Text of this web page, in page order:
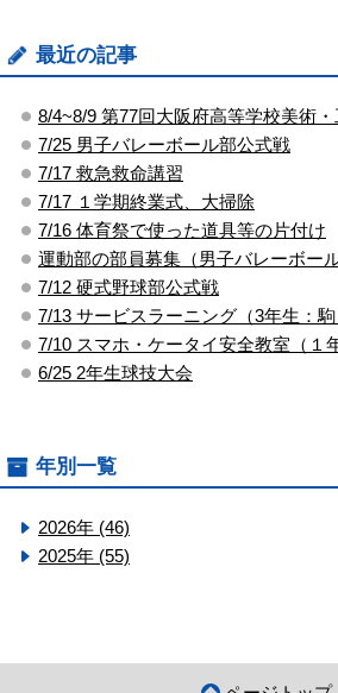
最近の記事
8/4~8/9 第77回大阪府高等学校美術
7/25 男子バレーボール部公式戦
7/17 救急救命講習
7/17 １学期終業式、大掃除
7/16 体育祭で使った道具等の片付け
運動部の部員募集（男子バレーボー
7/12 硬式野球部公式戦
7/13 サービスラーニング（3年生：駒
7/10 スマホ・ケータイ安全教室（１
6/25 2年生球技大会
年別一覧
2026年 (46)
2025年 (55)